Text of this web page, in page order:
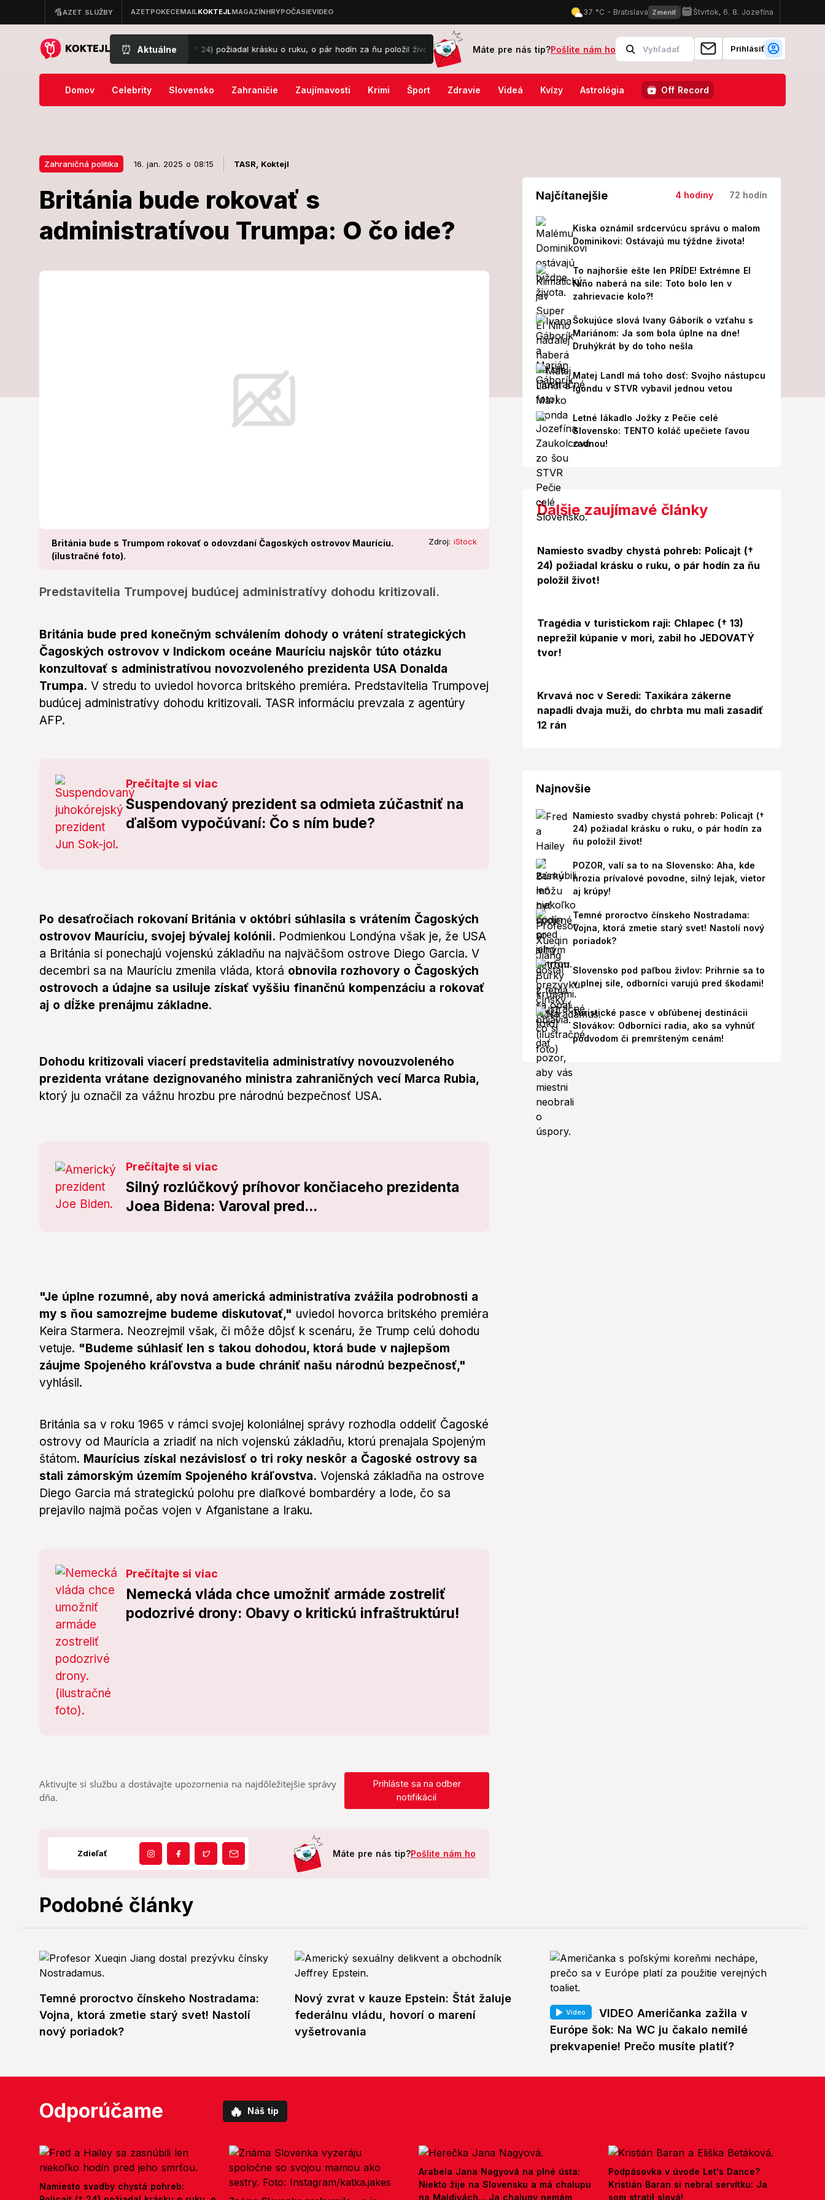
⏰ Aktuálne
svadby chystá pohreb: Policajt († 24) požiadal krásku o ruku, o pár hodín za ňu položil život! POZOR, valí sa to na Slovensko: Aha, kde hrozia prívalové povodne, silný lejak, vietor aj krúpy!
Máte pre nás tip?Pošlite nám ho Prihlásiť
Domov Celebrity Slovensko Zahraničie Zaujímavosti Krimi Šport Zdravie Videá Kvízy Astrológia Off Record
Zahraničná politika 16. jan. 2025 o 08:15 TASR, Koktejl
Británia bude rokovať s
administratívou Trumpa: O čo ide?
Británia bude s Trumpom rokovať o odovzdaní Čagoských ostrovov Mauríciu.
(ilustračné foto).
Zdroj: iStock
Predstavitelia Trumpovej budúcej administratívy dohodu kritizovali.
Zahraničná politika
Británia bude rokovať s
Predstavitelia Trumpovej budúcej administratívy dohodu kritizovali.
Británia bude pred konečným schválením dohody o vrátení strategických
Čagoských ostrovov v Indickom oceáne Mauríciu najskôr túto otázku
konzultovať s administratívou novozvoleného prezidenta USA Donalda
Trumpa. V stredu to uviedol hovorca britského premiéra. Predstavitelia Trumpovej
budúcej administratívy dohodu kritizovali. TASR informáciu prevzala z agentúry
AFP.
Prečítajte si viac
Suspendovaný prezident sa odmieta zúčastniť na
ďalšom vypočúvaní: Čo s ním bude?
Po desaťročiach rokovaní Británia v októbri súhlasila s vrátením Čagoských
ostrovov Mauríciu, svojej bývalej kolónii. Podmienkou Londýna však je, že USA
a Británia si ponechajú vojenskú základňu na najväčšom ostrove Diego Garcia. V
decembri sa na Mauríciu zmenila vláda, ktorá obnovila rozhovory o Čagoských
ostrovoch a údajne sa usiluje získať vyššiu finančnú kompenzáciu a rokovať
aj o dĺžke prenájmu základne.
Dohodu kritizovali viacerí predstavitelia administratívy novouzvoleného
prezidenta vrátane dezignovaného ministra zahraničných vecí Marca Rubia,
ktorý ju označil za vážnu hrozbu pre národnú bezpečnosť USA.
Prečítajte si viac
Silný rozlúčkový príhovor končiaceho prezidenta
Joea Bidena: Varoval pred...
"Je úplne rozumné, aby nová americká administratíva zvážila podrobnosti a
my s ňou samozrejme budeme diskutovať," uviedol hovorca britského premiéra
Keira Starmera. Neozrejmil však, či môže dôjsť k scenáru, že Trump celú dohodu
vetuje. "Budeme súhlasiť len s takou dohodou, ktorá bude v najlepšom
záujme Spojeného kráľovstva a bude chrániť našu národnú bezpečnosť,"
vyhlásil.
Británia sa v roku 1965 v rámci svojej koloniálnej správy rozhodla oddeliť Čagoské
ostrovy od Maurícia a zriadiť na nich vojenskú základňu, ktorú prenajala Spojeným
štátom. Maurícius získal nezávislosť o tri roky neskôr a Čagoské ostrovy sa
stali zámorským územím Spojeného kráľovstva. Vojenská základňa na ostrove
Diego Garcia má strategickú polohu pre diaľkové bombardéry a lode, čo sa
prejavilo najmä počas vojen v Afganistane a Iraku.
Prečítajte si viac
Nemecká vláda chce umožniť armáde zostreliť
podozrivé drony: Obavy o kritickú infraštruktúru!
Aktivujte si službu a dostávajte upozornenia na najdôležitejšie správy
dňa.
Prihláste sa na odber
notifikácií
Zdieľať Máte pre nás tip?Pošlite nám ho
Najčítanejšie 4 hodiny 72 hodín
Kiska oznámil srdcervúcu správu o malom
Dominikovi: Ostávajú mu týždne života!
To najhoršie ešte len PRÍDE! Extrémne El
Niño naberá na sile: Toto bolo len v
zahrievacie kolo?!
Šokujúce slová Ivany Gáborík o vzťahu s
Mariánom: Ja som bola úplne na dne!
Druhýkrát by do toho nešla
Matej Landl má toho dosť: Svojho nástupcu
Igondu v STVR vybavil jednou vetou
Letné lákadlo Jožky z Pečie celé
Slovensko: TENTO koláč upečiete ľavou
zadnou!
Ďalšie zaujímavé články
Namiesto svadby chystá pohreb: Policajt (†
24) požiadal krásku o ruku, o pár hodín za ňu
položil život!
Tragédia v turistickom raji: Chlapec († 13)
neprežil kúpanie v mori, zabil ho JEDOVATÝ
tvor!
Krvavá noc v Seredi: Taxikára zákerne
napadli dvaja muži, do chrbta mu mali zasadiť
12 rán
Najnovšie
Namiesto svadby chystá pohreb: Policajt (†
24) požiadal krásku o ruku, o pár hodín za
ňu položil život!
POZOR, valí sa to na Slovensko: Aha, kde
hrozia prívalové povodne, silný lejak, vietor
aj krúpy!
Temné proroctvo čínskeho Nostradama:
Vojna, ktorá zmetie starý svet! Nastolí nový
poriadok?
Slovensko pod paľbou živlov: Prihrnie sa to
v plnej sile, odborníci varujú pred škodami!
Turistické pasce v obľúbenej destinácii
Slovákov: Odborníci radia, ako sa vyhnúť
podvodom či premršteným cenám!
Podobné články
Temné proroctvo čínskeho Nostradama:
Vojna, ktorá zmetie starý svet! Nastolí
nový poriadok?
Nový zvrat v kauze Epstein: Štát žaluje
federálnu vládu, hovorí o marení
vyšetrovania
Video
VIDEO Američanka zažila v
Európe šok: Na WC ju čakalo nemilé
prekvapenie! Prečo musíte platiť?
Odporúčame 🔥 Náš tip
Namiesto svadby chystá pohreb:
Arabela Jana Nagyová na plné ústa:
Niekto žije na Slovensku a má chalupu
na Maldivách... Ja chalupy nemám,
Podpásovka v úvode Let's Dance?
Kristián Baran si nebral servítku: Ja
som stratil slová!